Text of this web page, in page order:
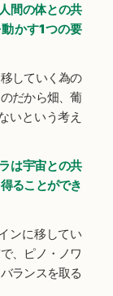
間の体との共
かす1つの要
していく為の
だから畑、葡
いという考え
は宇宙との共
ることができ
ンに移してい
、ピノ・ノワ
ランスを取る